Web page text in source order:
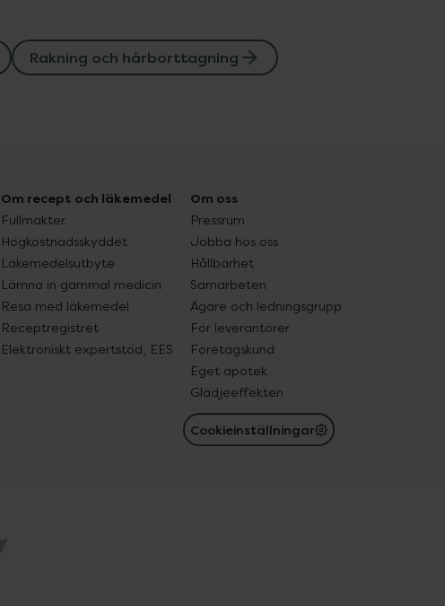
Rakning och hårborttagning
Om recept och läkemedel
Fullmakter
Högkostnadsskyddet
Läkemedelsutbyte
Lämna in gammal medicin
Resa med läkemedel
Receptregistret
Elektroniskt expertstöd, EES
Om oss
Pressrum
Jobba hos oss
Hållbarhet
Samarbeten
Ägare och ledningsgrupp
För leverantörer
Företagskund
Eget apotek
Glädjeeffekten
Cookieinställningar